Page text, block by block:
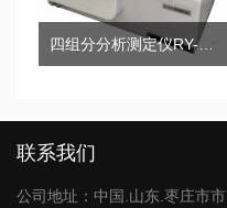
四组分分析测定仪RY-CF19
联系我们
公司地址：中国.山东.枣庄市市